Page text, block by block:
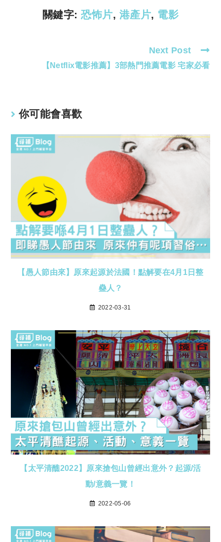
k
關鍵字:恐怖片, 港產片, 電影
Next Post
【Netflix電影推薦】3部熱門推薦電影 宅家必看
你可能會喜歡
【愚人節由來】原來起源於法國！點解要在4月1日整
蠱人？
2022-03-31
【太平清醮2022】原來搶包山曾經出意外？起源/活
動/意義一覽！
2022-05-06